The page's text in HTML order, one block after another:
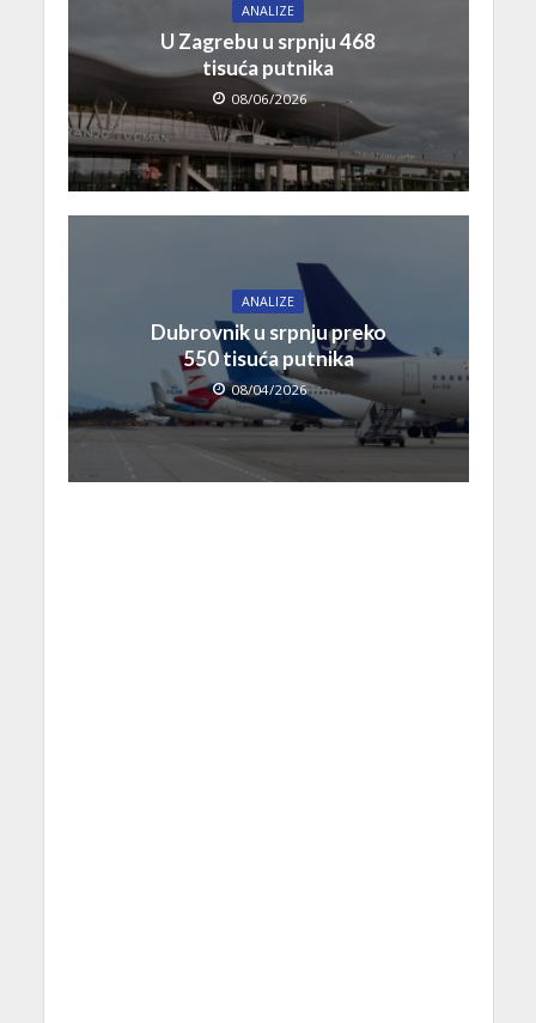
ANALIZE
U Zagrebu u srpnju 468
tisuća putnika
08/06/2026
ANALIZE
Dubrovnik u srpnju preko
550 tisuća putnika
08/04/2026